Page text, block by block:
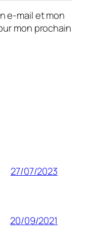
e-mail et mon
mon prochain
27/07/2023
20/09/2021